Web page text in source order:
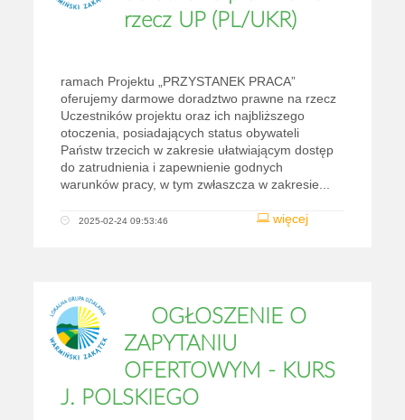
rzecz UP (PL/UKR)
ramach Projektu „PRZYSTANEK PRACA”
oferujemy darmowe doradztwo prawne na rzecz
Uczestników projektu oraz ich najbliższego
otoczenia, posiadających status obywateli
Państw trzecich w zakresie ułatwiającym dostęp
do zatrudnienia i zapewnienie godnych
warunków pracy, w tym zwłaszcza w zakresie...
więcej
2025-02-24 09:53:46
OGŁOSZENIE O
ZAPYTANIU
OFERTOWYM - KURS
J. POLSKIEGO